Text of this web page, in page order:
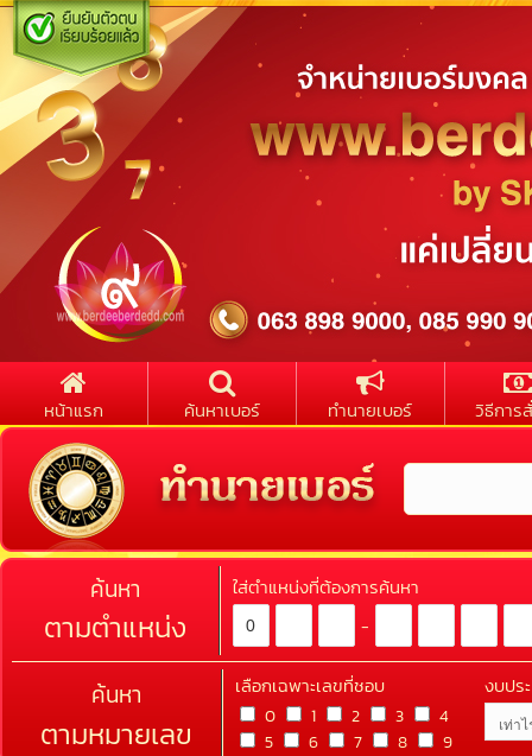
หน้าแรก ค้นหาเบอร์ ทำนายเบอร์ วิธีการ
ค้นหา
ตามตำแหน่ง
ใส่ตำแหน่งที่ต้องการค้นหา
-
ค้นหา
ตามหมายเลข
เลือกเฉพาะเลขที่ชอบ
0 1 2 3
4
5
6 7 8 9
งบปร